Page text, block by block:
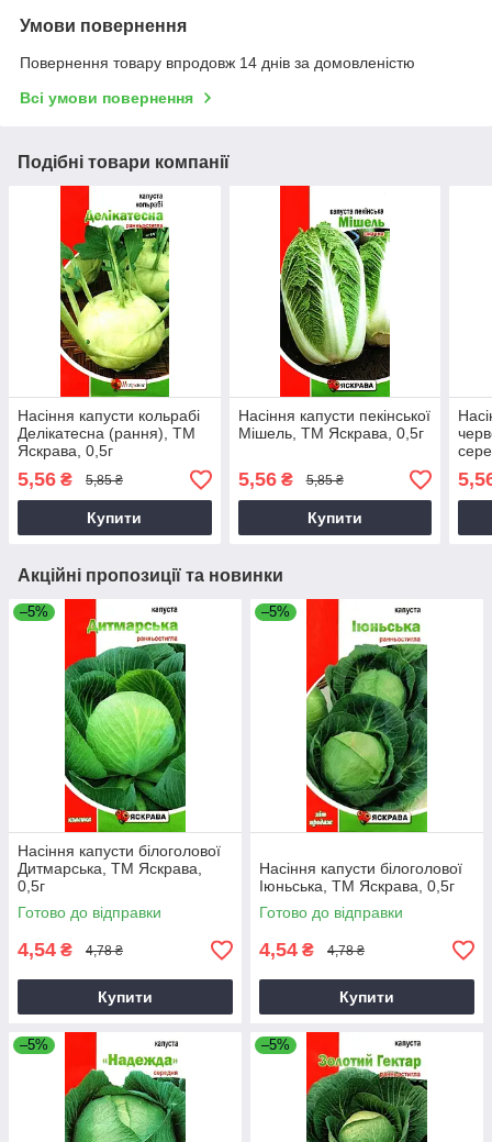
Умови повернення
Повернення товару впродовж 14 днів за домовленістю
Всі умови повернення
Подібні товари компанії
Насіння капусти кольрабі
Делікатесна (рання), ТМ
Яскрава, 0,5г
5,56 ₴ 5,85 ₴
Купити
Насіння капусти пекiнської
Мiшель, ТМ Яскрава, 0,5г
5,56₴ 5,85 ₴
Купити
Акційні пропозиції та новинки
–5%
Насіння капусти білоголової
Дитмарська, ТМ Яскрава,
0,5г
Готово до відправки
4,54 ₴ 4,78 ₴
Купити
–5%
Насіння капусти білоголової
Іюньська, ТМ Яскрава, 0,5г
Готово до відправки
4,54 ₴ 4,78 ₴
Купити
–5% –5%